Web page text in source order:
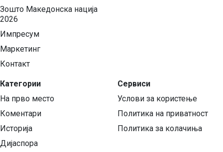
Зошто Македонска нација
2026
Импресум
Маркетинг
Контакт
Категории
На прво место
Коментари
Историја
Дијаспора
Сервиси
Услови за користење
Политика на приватност
Политика за колачиња